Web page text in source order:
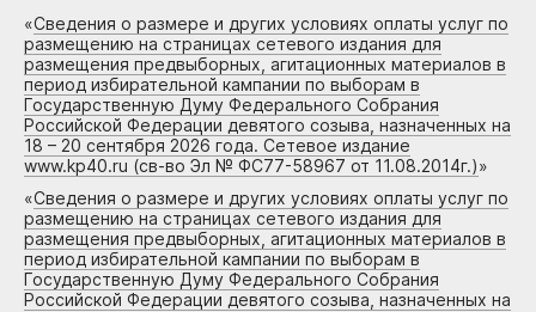
«Сведения о размере и других условиях оплаты услуг по
размещению на страницах сетевого издания для
размещения предвыборных, агитационных материалов в
период избирательной кампании по выборам в
Государственную Думу Федерального Собрания
Российской Федерации девятого созыва, назначенных на
18 – 20 сентября 2026 года. Сетевое издание
www.kp40.ru (св-во Эл № ФС77-58967 от 11.08.2014г.)»
«Сведения о размере и других условиях оплаты услуг по
размещению на страницах сетевого издания для
размещения предвыборных, агитационных материалов в
период избирательной кампании по выборам в
Государственную Думу Федерального Собрания
Российской Федерации девятого созыва, назначенных на